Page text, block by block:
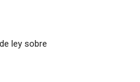
ley sobre